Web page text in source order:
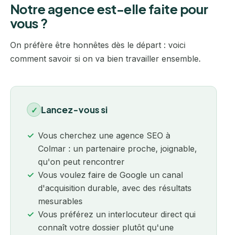
Notre agence est-elle faite pour
vous ?
On préfère être honnêtes dès le départ : voici
comment savoir si on va bien travailler ensemble.
✓ Lancez-vous si
Vous cherchez une agence SEO à
Colmar : un partenaire proche, joignable,
qu'on peut rencontrer
Vous voulez faire de Google un canal
d'acquisition durable, avec des résultats
mesurables
Vous préférez un interlocuteur direct qui
connaît votre dossier plutôt qu'une